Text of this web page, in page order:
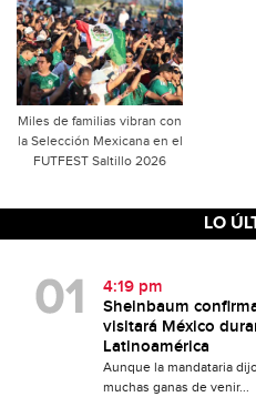
Miles de familias vibran con
la Selección Mexicana en el
FUTFEST Saltillo 2026
LO
4:19 pm
Sheinbaum
visitará México
Latinoamérica
Aunque la mandataria
muchas ganas de venir...